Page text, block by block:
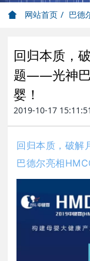
网站首页 巴德
回归本质，
题——光神巴
婴！
2019-10-17 15:11:51
回归本质，破
巴德尔亮相